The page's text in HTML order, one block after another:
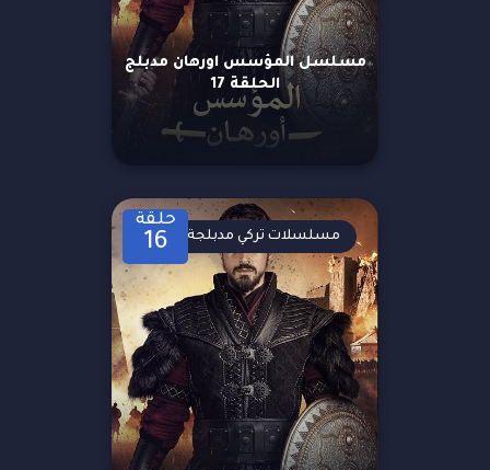
مسلسل المؤسس اورهان مدبلج
الحلقة 17
حلقة
16 مسلسلات تركي مدبلجة